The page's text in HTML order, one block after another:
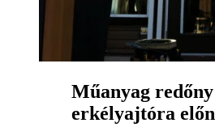
Műanyag redőny
erkélyajtóra